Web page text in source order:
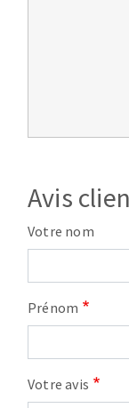
Avis
Votre nom
Prénom
Votre avis